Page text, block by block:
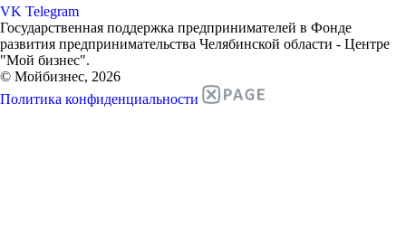
VK Telegram
Государственная поддержка предпринимателей в Фонде
развития предпринимательства Челябинской области - Центре
"Мой бизнес".
© Мойбизнес, 2026
Политика конфиденциальности